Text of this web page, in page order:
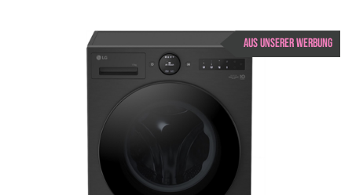
AUS UNSERER WERBUNG